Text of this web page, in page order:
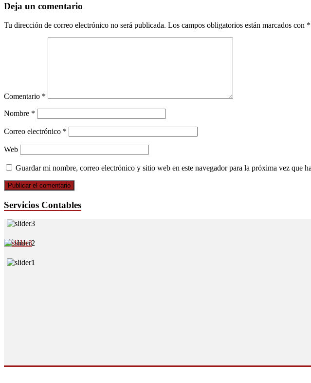
Deja un comentario
Tu dirección de correo electrónico no será publicada. Los campos obligatorios están marcados con *
Comentario *
Nombre *
Correo electrónico *
Web
Guardar mi nombre, correo electrónico y sitio web en este navegador para la próxima vez que
Servicios Contables